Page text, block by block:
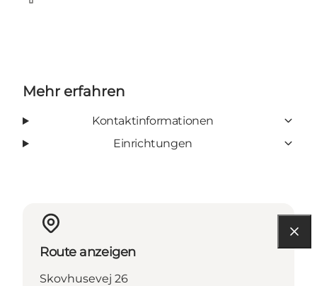
Facebook
Mehr erfahren
Kontaktinformationen
Einrichtungen
Route anzeigen
Skovhusevej 26